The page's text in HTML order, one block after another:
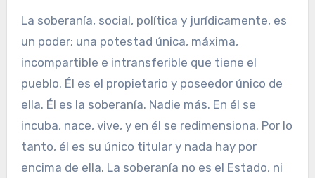
La soberanía, social, política y jurídicamente, es
un poder; una potestad única, máxima,
incompartible e intransferible que tiene el
pueblo. Él es el propietario y poseedor único de
ella. Él es la soberanía. Nadie más. En él se
incuba, nace, vive, y en él se redimensiona. Por lo
tanto, él es su único titular y nada hay por
encima de ella. La soberanía no es el Estado, ni